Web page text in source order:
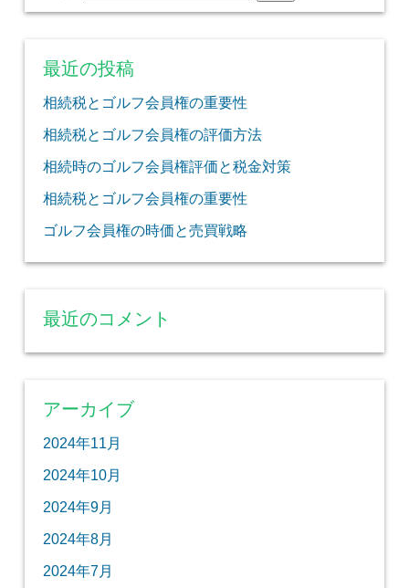
最近の投稿
相続税とゴルフ会員権の重要性
相続税とゴルフ会員権の評価方法
相続時のゴルフ会員権評価と税金対策
相続税とゴルフ会員権の重要性
ゴルフ会員権の時価と売買戦略
最近のコメント
アーカイブ
2024年11月
2024年10月
2024年9月
2024年8月
2024年7月